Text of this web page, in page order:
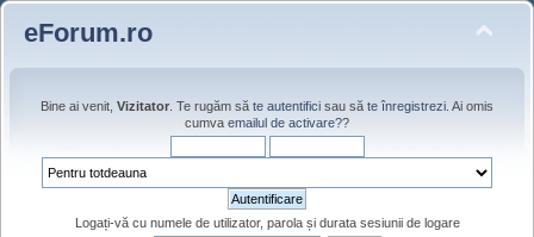
eForum.ro
Bine ai venit, Vizitator . Te rugăm să te autentifici sau să te înregistrezi . Ai omis
cumva emailul de activare??
Logați-vă cu numele de utilizator, parola și durata sesiunii de logare